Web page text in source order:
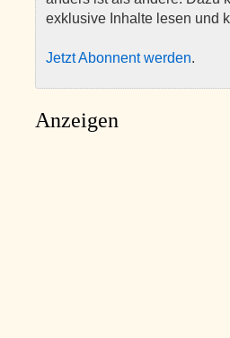
exklusive Inhalte lesen und
Jetzt Abonnent werden.
Anzeigen